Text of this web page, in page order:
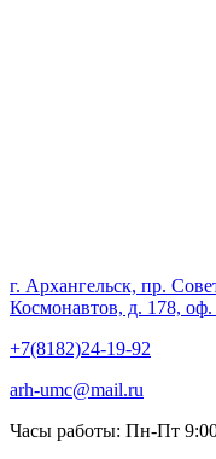
г. Архангельск, пр.
Космонавтов, д. 178, оф.
+7(8182)24-19-92
arh-umc@mail.ru
Часы работы: Пн-Пт